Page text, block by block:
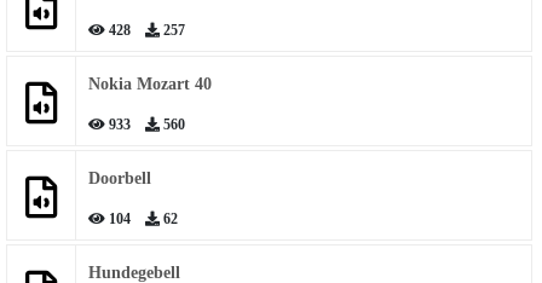
428 257
Nokia Mozart 40
933 560
Doorbell
104 62
Hundegebell